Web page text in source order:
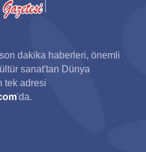
dakika haberleri, önemli
sanat'tan Dünya
tek adresi
'da.